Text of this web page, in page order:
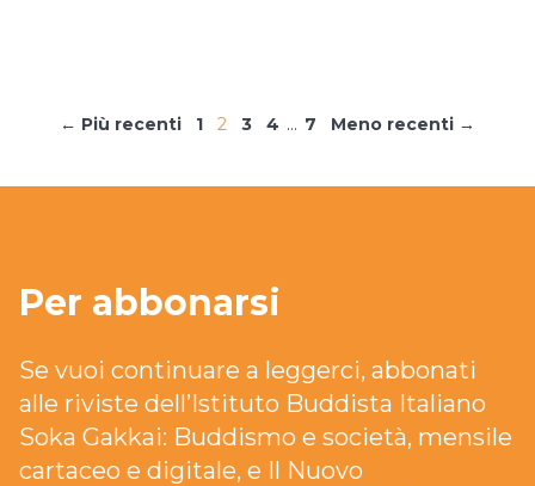
← Più recenti 1 2 3 4 ... 7 Meno recenti →
Per abbonarsi
Se vuoi continuare a leggerci, abbonati
alle riviste dell’Istituto Buddista Italiano
Soka Gakkai: Buddismo e società, mensile
cartaceo e digitale, e Il Nuovo